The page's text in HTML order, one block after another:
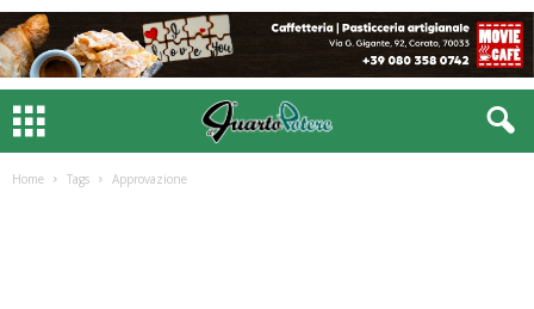
Home Tags Approvazione